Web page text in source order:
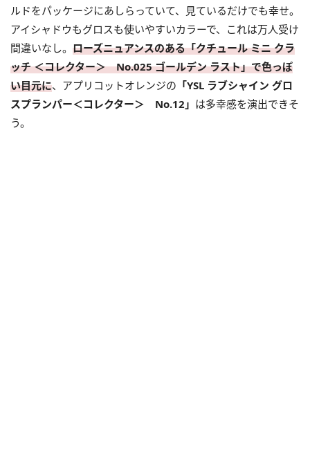
ルドをパッケージにあしらっていて、見ているだけでも幸せ。
アイシャドウもグロスも使いやすいカラーで、これは万人受け
間違いなし。 ローズニュアンスのある「クチュール ミニ クラ
ッチ ＜コレクター＞ No.025 ゴールデン ラスト」で色っぽ
い目元に、アプリコットオレンジの 「YSL ラブシャイン グロ
スプランパー＜コレクター＞ No.12」 は多幸感を演出できそ
う。